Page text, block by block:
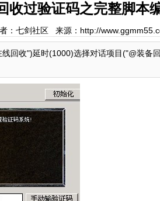
收过验证码之完整脚本
：七剑社区 来源：http://
回收")延时(1000)选择对话项目("@装备